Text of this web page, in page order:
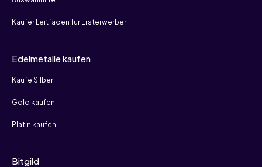
Käufer Leitfaden für Ersterwerber
Edelmetalle kaufen
Kaufe Silber
Gold kaufen
Platin kaufen
Bitgild